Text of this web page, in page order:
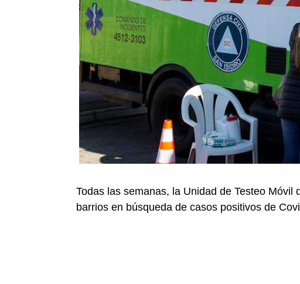
Todas las semanas, la Unidad de Testeo
barrios en búsqueda de casos positivos de